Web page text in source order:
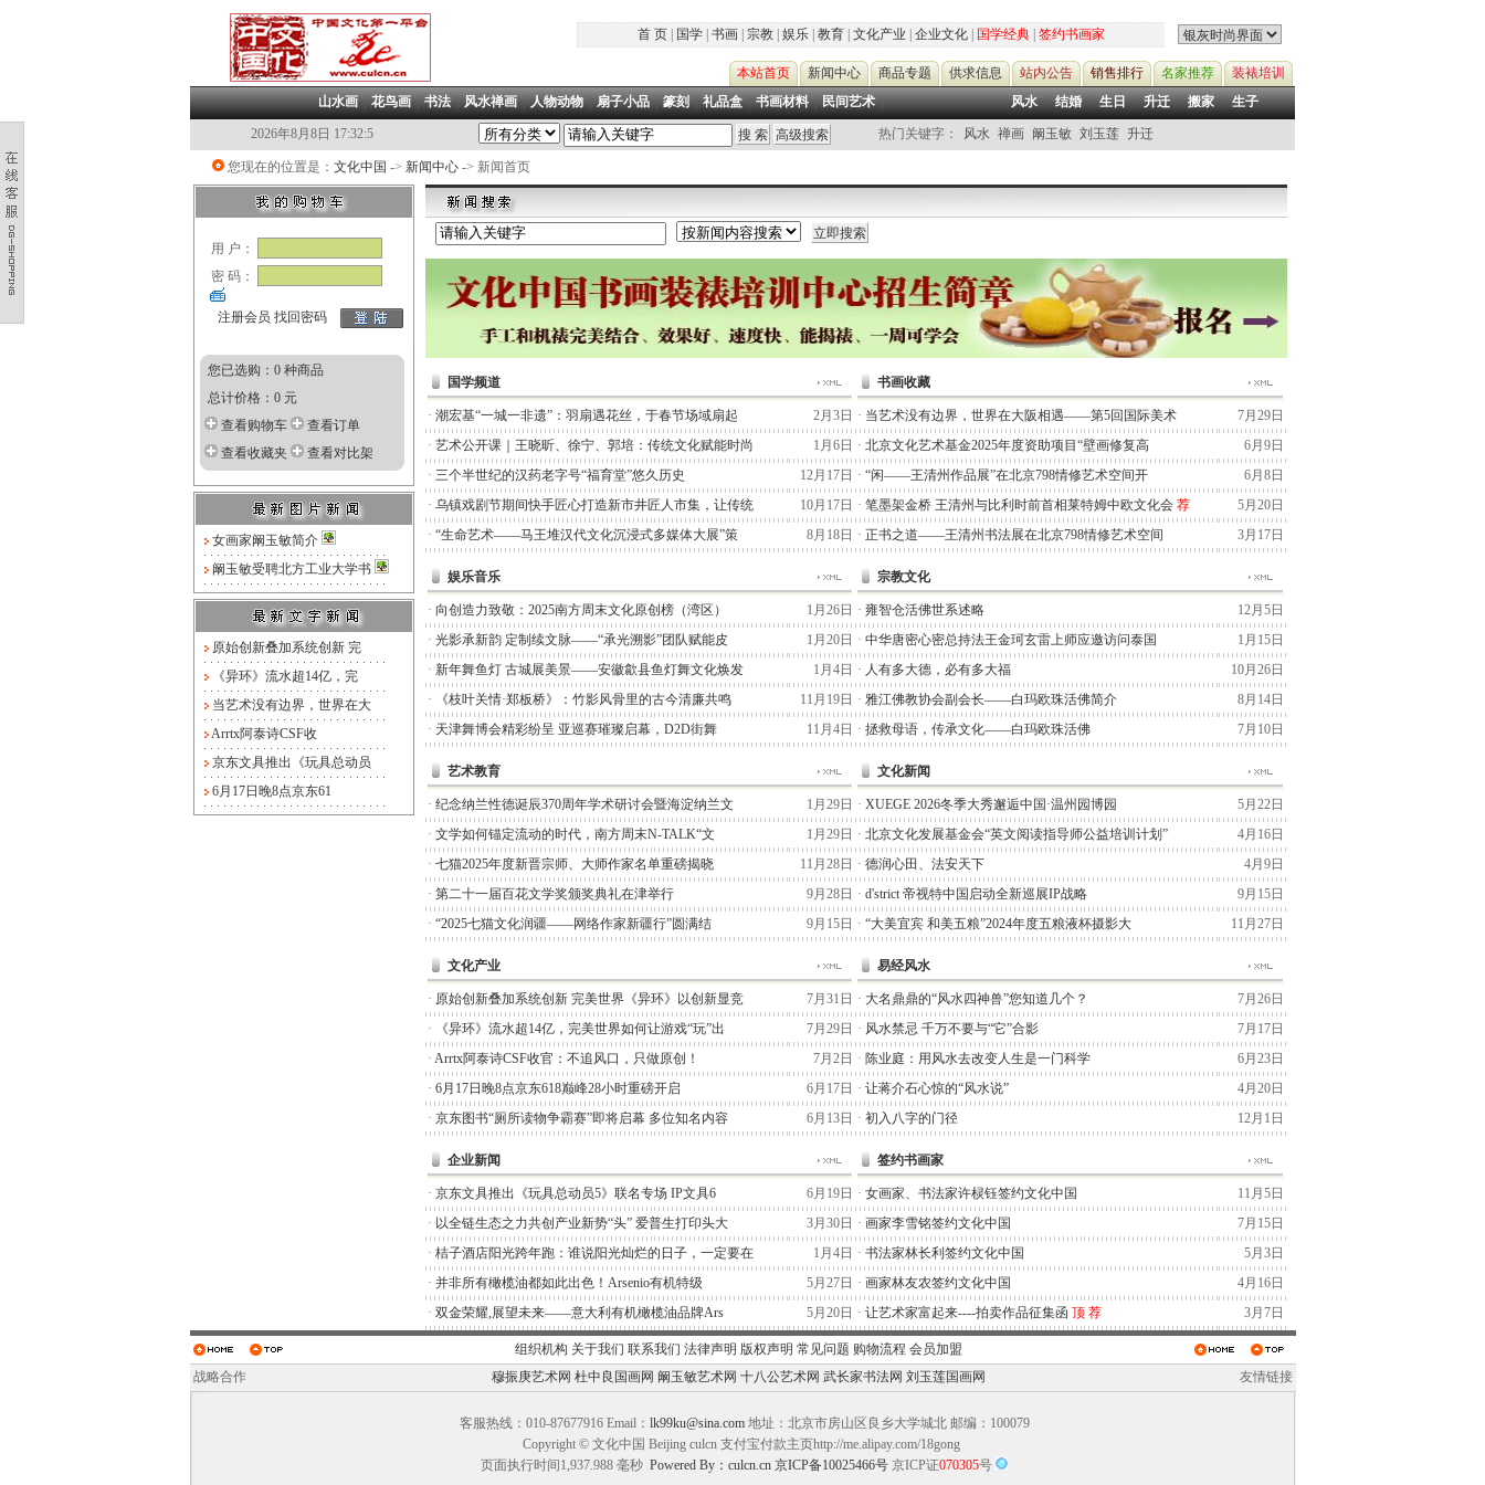
首 页| 国学| 书画| 宗教| 娱乐| 教育| 文化产业 企业文化| 国学经典| 签约书画家
本站首页 新闻中心 商品专题 供求信息 站内公告 销售排行 名家推荐
装裱培训
山水画|花鸟画|书法|风水禅画|人物动物|扇子小品|篆刻 |礼品盒|书画材料|民间艺术| 风水 结婚 生日 升迁 搬家 生子
2026年8月8日 17:32:5 热门关键字： 风水 禅画 阚玉敏 刘玉莲 升迁
您现在的位置是： 文化中国 -> 新闻中心 -> 新闻首页
用 户：
密 码：
注册会员 找回密码
您已选购：0 种商品
总计价格：0 元
查看购物车
查看订单
查看收藏夹
查看对比架
女画家阚玉敏简介
阚玉敏受聘北方工业大学书
原始创新叠加系统创新 完
《异环》流水超14亿，完
当艺术没有边界，世界在大
Arrtx阿泰诗CSF收
京东文具推出《玩具总动员
6月17日晚8点京东61
国学频道
· 潮宏基“一城一非遗”：羽扇遇花丝，于春节场域扇起
2月3日
· 艺术公开课｜王晓昕、徐宁、郭培：传统文化赋能时尚
1月6日
· 三个半世纪的汉药老字号“福育堂”悠久历史
12月17日
· 乌镇戏剧节期间快手匠心打造新市井匠人市集，让传统
10月17日
· “生命艺术——马王堆汉代文化沉浸式多媒体大展”策 8月18日
书画收藏
· 当艺术没有边界，世界在大阪相遇——第5回国际美术
7月29日
· 北京文化艺术基金2025年度资助项目“壁画修复高
6月9日
· “闲——王清州作品展”在北京798情修艺术空间开
6月8日
· 笔墨架金桥 王清州与比利时前首相莱特姆中欧文化会 荐
5月20日
· 正书之道——王清州书法展在北京798情修艺术空间 3月17日
娱乐音乐
· 向创造力致敬：2025南方周末文化原创榜（湾区）
1月26日
· 光影承新韵 定制续文脉——“承光溯影”团队赋能皮
1月20日
· 新年舞鱼灯 古城展美景——安徽歙县鱼灯舞文化焕发
1月4日
·
《枝叶关情·郑板桥》：竹影风骨里的古今清廉共鸣
11月19日
· 天津舞博会精彩纷呈 亚巡赛璀璨启幕，D2D街舞 11月4日
宗教文化
· 雍智仓活佛世系述略
12月5日
· 中华唐密心密总持法王金珂玄雷上师应邀访问泰国
1月15日
· 人有多大德，必有多大福
10月26日
· 雅江佛教协会副会长——白玛欧珠活佛简介
8月14日
· 拯救母语，传承文化——白玛欧珠活佛 7月10日
艺术教育
· 纪念纳兰性德诞辰370周年学术研讨会暨海淀纳兰文
1月29日
· 文学如何锚定流动的时代，南方周末N-TALK“文
1月29日
· 七猫2025年度新晋宗师、大师作家名单重磅揭晓
11月28日
· 第二十一届百花文学奖颁奖典礼在津举行
9月28日
· “2025七猫文化润疆——网络作家新疆行”圆满结 9月15日
文化新闻
· XUEGE 2026冬季大秀邂逅中国·温州园博园
5月22日
· 北京文化发展基金会“英文阅读指导师公益培训计划”
4月16日
· 德润心田、法安天下
4月9日
· d'strict 帝视特中国启动全新巡展IP战略
9月15日
· “大美宜宾 和美五粮”2024年度五粮液杯摄影大 11月27日
文化产业
· 原始创新叠加系统创新 完美世界《异环》以创新显竞
7月31日
·
《异环》流水超14亿，完美世界如何让游戏“玩”出
7月29日
· Arrtx阿泰诗CSF收官：不追风口，只做原创！
7月2日
· 6月17日晚8点京东618巅峰28小时重磅开启
6月17日
· 京东图书“厕所读物争霸赛”即将启幕 多位知名内容 6月13日
易经风水
· 大名鼎鼎的“风水四神兽”您知道几个？
7月26日
· 风水禁忌 千万不要与“它”合影
7月17日
· 陈业庭：用风水去改变人生是一门科学
6月23日
· 让蒋介石心惊的“风水说”
4月20日
· 初入八字的门径 12月1日
企业新闻
· 京东文具推出《玩具总动员5》联名专场 IP文具6
6月19日
· 以全链生态之力共创产业新势“头” 爱普生打印头大
3月30日
· 桔子酒店阳光跨年跑：谁说阳光灿烂的日子，一定要在
1月4日
· 并非所有橄榄油都如此出色！Arsenio有机特级
5月27日
· 双金荣耀,展望未来——意大利有机橄榄油品牌Ars 5月20日
签约书画家
· 女画家、书法家许棂钰签约文化中国
11月5日
· 画家李雪铭签约文化中国
7月15日
· 书法家林长利签约文化中国
5月3日
· 画家林友农签约文化中国
4月16日
· 让艺术家富起来----拍卖作品征集函 顶 荐 3月7日
组织机构 关于我们 联系我们 法律声明 版权声明 常见问题 购物流程 会员加盟
战略合作
穆振庚艺术网 杜中良国画网 阚玉敏艺术网 十八公艺术网 武长家书法网 刘玉莲国画网 友情链接
客服热线：010-87677916 Email： lk99ku@sina.com地址：北京市房山区良乡大学城北 邮编：100079
Copyright © 文化中国 Beijing culcn 支付宝付款主页http://me.alipay.com/18gong
页面执行时间1,937.988 毫秒 Powered By：culcn.cn 京ICP备10025466号 京ICP证070305号